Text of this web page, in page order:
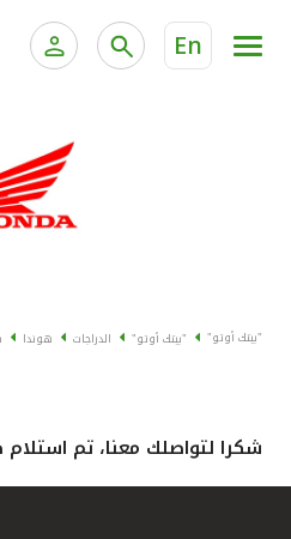
En
الخدمات المصرفية الإلكترونية
الخدمات المصرفية
"بيتك أوتو" "بيتك أوتو" الدراجات هوندا
شكرا لتواصلك معنا، تم استلام